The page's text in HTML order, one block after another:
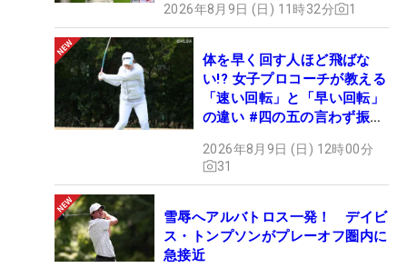
2026年8月9日 (日) 11時32分 1
体を早く回す人ほど飛ばな
い!? 女子プロコーチが教える
「速い回転」と「早い回転」
の違い #四の五の言わず振り
2026年8月9日 (日) 12時00分
31
雪辱へアルバトロス一発！ デイビ
ス・トンプソンがプレーオフ圏内に
急接近